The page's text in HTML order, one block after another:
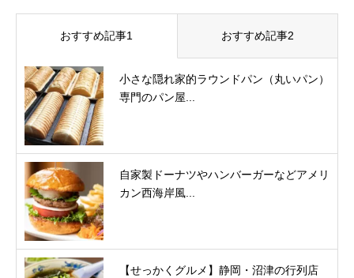
おすすめ記事1 おすすめ記事2
小さな隠れ家的ラウンドパン（丸いパン）
専門のパン屋...
自家製ドーナツやハンバーガーなどアメリ
カン西海岸風...
【せっかくグルメ】静岡・沼津の行列店